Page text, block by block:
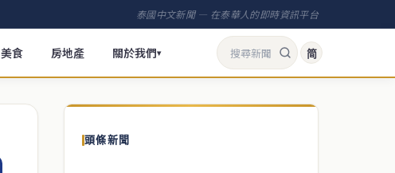
泰國中文新聞 — 在泰華人的即時資訊平台
美食 房地產 關於我們▾ 简
頭條新聞